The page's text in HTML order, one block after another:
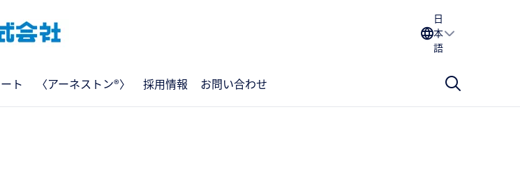
日
本
語
ト 〈アーネストン®〉 採用情報 お問い合わせ